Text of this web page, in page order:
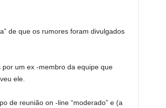
de que os rumores foram divulgados
um ex -membro da equipe que
ele.
de reunião on -line “moderado” e (a